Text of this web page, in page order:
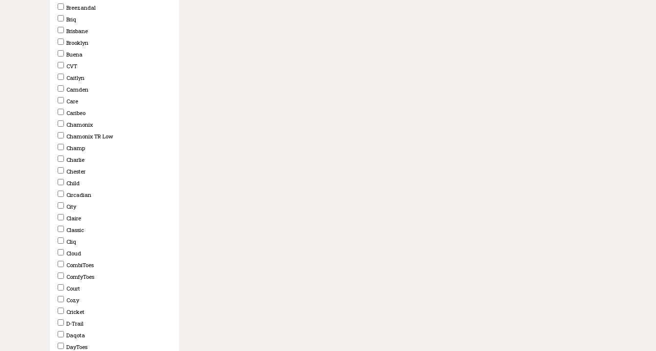
Breezandal
Briq
Brisbane
Brooklyn
Buena
CVT
Caitlyn
Camden
Care
Caribeo
Chamonix
Chamonix TR Low
Champ
Charlie
Chester
Child
Circadian
City
Claire
Classic
Cliq
Cloud
CombiToes
ComfyToes
Court
Cozy
Cricket
D-Trail
Daqota
DayToes